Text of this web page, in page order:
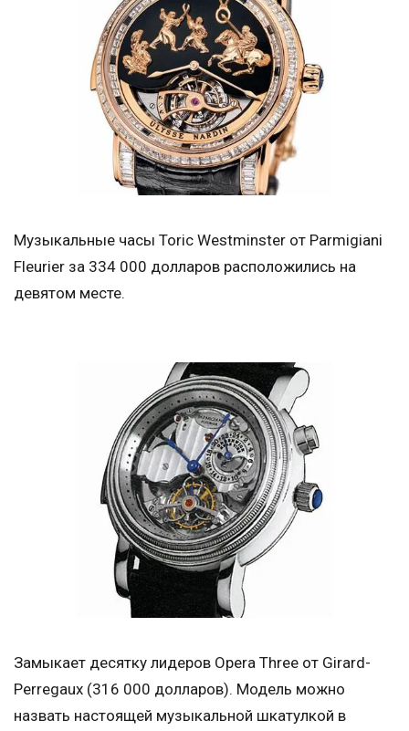
Музыкальные часы Toric Westminster от Parmigiani
Fleurier за 334 000 долларов расположились на
девятом месте.
Замыкает десятку лидеров Opera Three от Girard-
Perregaux (316 000 долларов). Модель можно
назвать настоящей музыкальной шкатулкой в